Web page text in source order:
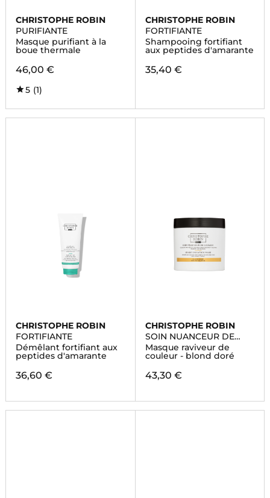
CHRISTOPHE ROBIN
PURIFIANTE
Masque purifiant à la
boue thermale
46,00 €
5 (1)
CHRISTOPHE ROBIN
FORTIFIANTE
Shampooing fortifiant
aux peptides d'amarante
35,40 €
CHRISTOPHE ROBIN
FORTIFIANTE
Démêlant fortifiant aux
peptides d'amarante
36,60 €
CHRISTOPHE ROBIN
SOIN NUANCEUR DE
COULEUR
Masque raviveur de
couleur - blond doré
43,30 €